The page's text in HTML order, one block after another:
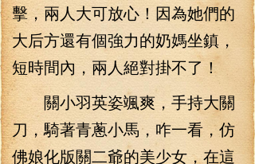
擊，兩人大可放心！因為她們的
大后方還有個強力的奶媽坐鎮，
短時間內，兩人絕對掛不了！
關小羽英姿颯爽，手持大關
刀，騎著青蔥小馬，咋一看，仿
佛娘化版關二爺的美少女，在這